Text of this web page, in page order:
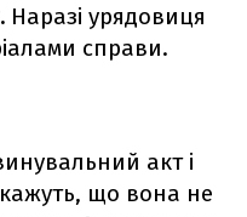
Наразі урядовиця
справи.
акт і
що вона не